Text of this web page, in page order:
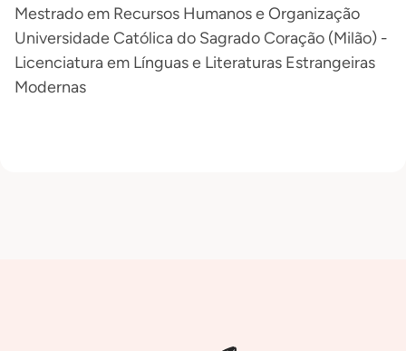
Mestrado em Recursos Humanos e Organização
Universidade Católica do Sagrado Coração (Milão) -
Licenciatura em Línguas e Literaturas Estrangeiras
Modernas